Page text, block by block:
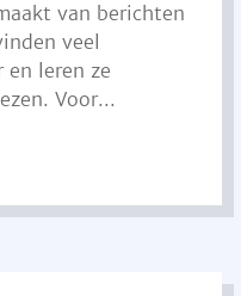
van berichten
veel
en leren ze
Voor...